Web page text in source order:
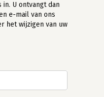
U ontvangt dan
e-mail van ons
het wijzigen van uw